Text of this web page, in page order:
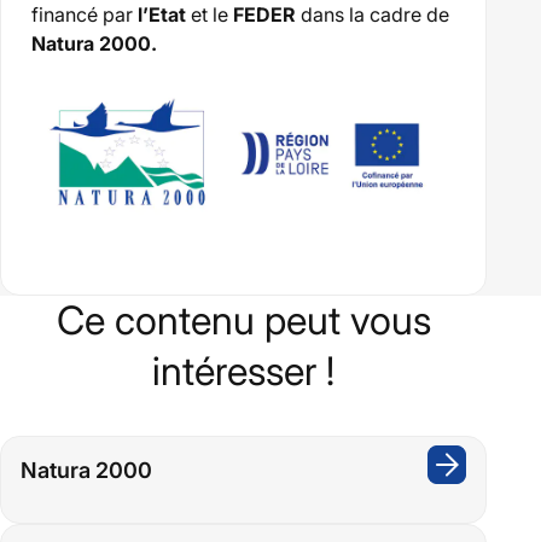
financé parl’Etatet leFEDER dans la cadre de
Natura 2000.
Ce contenu peut vous
intéresser !
Natura 2000
: